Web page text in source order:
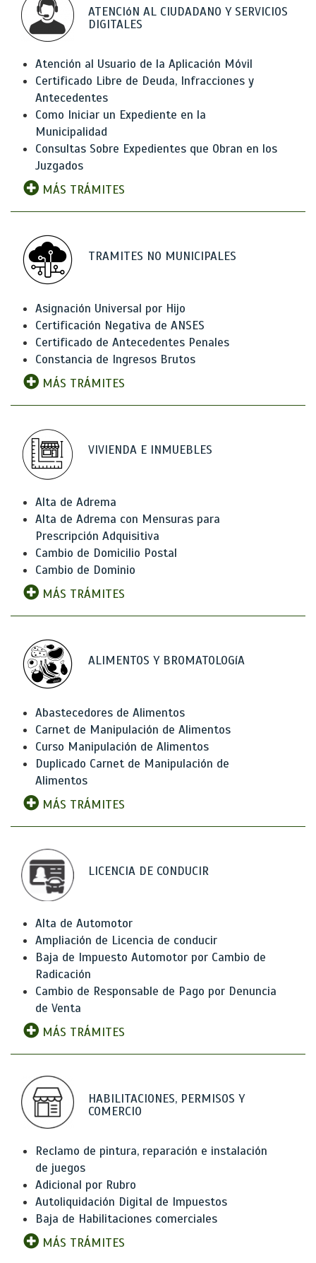
ATENCIóN AL CIUDADANO Y SERVICIOS
DIGITALES
Atención al Usuario de la Aplicación Móvil
Certificado Libre de Deuda, Infracciones y
Antecedentes
Como Iniciar un Expediente en la
Municipalidad
Consultas Sobre Expedientes que Obran en los
Juzgados
MÁS TRÁMITES
TRAMITES NO MUNICIPALES
Asignación Universal por Hijo
Certificación Negativa de ANSES
Certificado de Antecedentes Penales
Constancia de Ingresos Brutos
MÁS TRÁMITES
VIVIENDA E INMUEBLES
Alta de Adrema
Alta de Adrema con Mensuras para
Prescripción Adquisitiva
Cambio de Domicilio Postal
Cambio de Dominio
MÁS TRÁMITES
ALIMENTOS Y BROMATOLOGíA
Abastecedores de Alimentos
Carnet de Manipulación de Alimentos
Curso Manipulación de Alimentos
Duplicado Carnet de Manipulación de
Alimentos
MÁS TRÁMITES
LICENCIA DE CONDUCIR
Alta de Automotor
Ampliación de Licencia de conducir
Baja de Impuesto Automotor por Cambio de
Radicación
Cambio de Responsable de Pago por Denuncia
de Venta
MÁS TRÁMITES
HABILITACIONES, PERMISOS Y
COMERCIO
Reclamo de pintura, reparación e instalación
de juegos
Adicional por Rubro
Autoliquidación Digital de Impuestos
Baja de Habilitaciones comerciales
MÁS TRÁMITES